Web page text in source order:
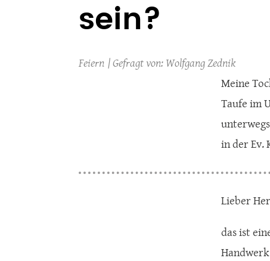
sein?
Feiern
Wolfgang Zednik
Meine
Taufe im
in der Ev.
Lieber
das ist